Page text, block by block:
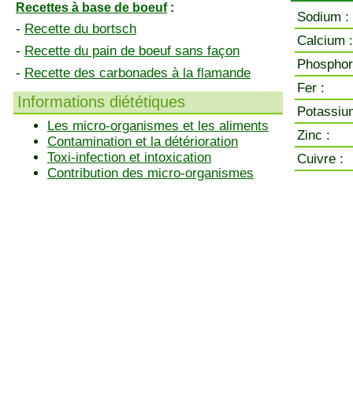
Recettes à base de boeuf:
- Recette du bortsch
- Recette du pain de boeuf sans façon
- Recette des carbonades à la flamande
Informations diététiques
Les micro-organismes et les aliments
Contamination et la détérioration
Toxi-infection et intoxication
Contribution des micro-organismes
Sodium :
Calcium :
Fer :
Zinc :
Cuivre :